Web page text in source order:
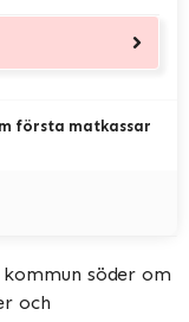
första matkassar
söder om
och